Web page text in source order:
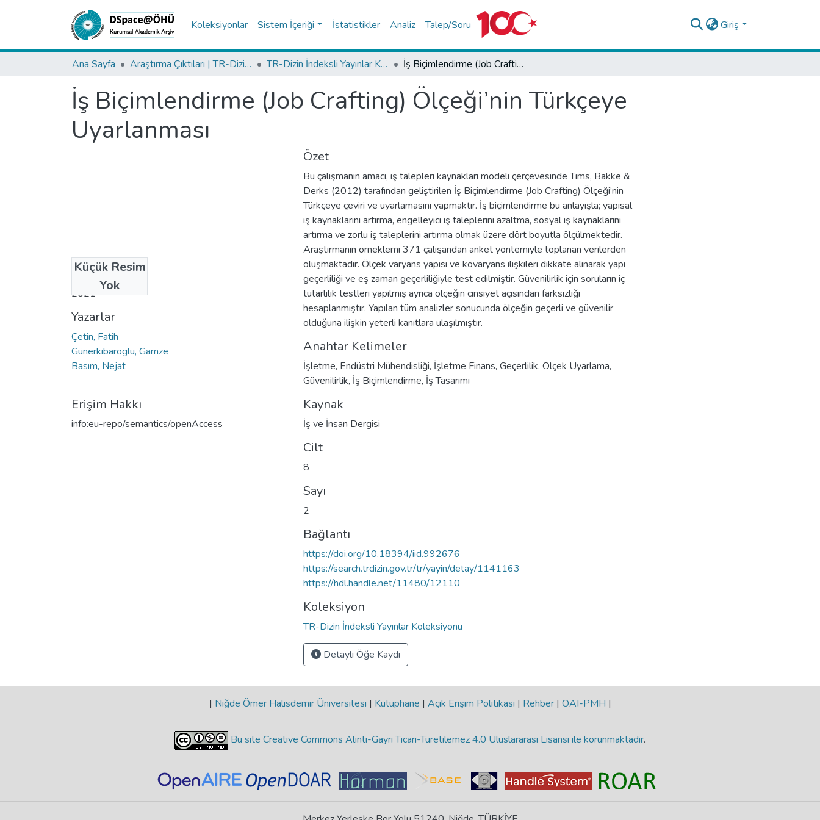
Koleksiyonlar Sistem İçeriği İstatistikler Analiz Talep/Soru Giriş
Ana Sayfa Araştırma Çıktıları | TR-Dizin | WoS | Scopus | PubMed TR-Dizin İndeksli Yayınlar Koleksiyonu İş Biçimlendirme (Job Crafting) Ölçeği’nin Türkçeye Uyarlanması
İş Biçimlendirme (Job Crafting) Ölçeği’nin Türkçeye
Uyarlanması
Küçük Resim
Yok
Tarih
2021
Yazarlar
Çetin, Fatih
Günerkibaroglu, Gamze
Basım, Nejat
Erişim Hakkı
info:eu-repo/semantics/openAccess
Özet
Bu çalışmanın amacı, iş talepleri kaynakları modeli çerçevesinde Tims, Bakke &
Derks (2012) tarafından geliştirilen İş Biçimlendirme (Job Crafting) Ölçeği’nin
Türkçeye çeviri ve uyarlamasını yapmaktır. İş biçimlendirme bu anlayışla; yapısal
iş kaynaklarını artırma, engelleyici iş taleplerini azaltma, sosyal iş kaynaklarını
artırma ve zorlu iş taleplerini artırma olmak üzere dört boyutla ölçülmektedir.
Araştırmanın örneklemi 371 çalışandan anket yöntemiyle toplanan verilerden
oluşmaktadır. Ölçek varyans yapısı ve kovaryans ilişkileri dikkate alınarak yapı
geçerliliği ve eş zaman geçerliliğiyle test edilmiştir. Güvenilirlik için soruların iç
tutarlılık testleri yapılmış ayrıca ölçeğin cinsiyet açısından farksızlığı
hesaplanmıştır. Yapılan tüm analizler sonucunda ölçeğin geçerli ve güvenilir
olduğuna ilişkin yeterli kanıtlara ulaşılmıştır.
Anahtar Kelimeler
İşletme, Endüstri Mühendisliği, İşletme Finans, Geçerlilik, Ölçek Uyarlama,
Güvenilirlik, İş Biçimlendirme, İş Tasarımı
Kaynak
İş ve İnsan Dergisi
Cilt
8
Sayı
2
Bağlantı
https://doi.org/10.18394/iid.992676
https://search.trdizin.gov.tr/tr/yayin/detay/1141163
https://hdl.handle.net/11480/12110
Koleksiyon
TR-Dizin İndeksli Yayınlar Koleksiyonu
Detaylı Öğe Kaydı
| Niğde Ömer Halisdemir Üniversitesi | Kütüphane | Açık Erişim Politikası | Rehber | OAI-PMH |
Bu site Creative Commons Alıntı-Gayri Ticari-Türetilemez 4.0 Uluslararası Lisansı ile korunmaktadır.